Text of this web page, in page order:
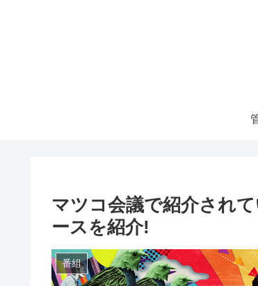
マツコ会議で紹介され
ースを紹介!
番組